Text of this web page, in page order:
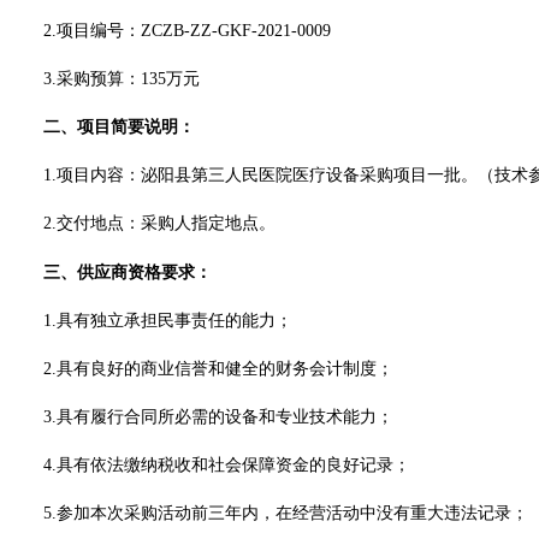
2.项目编号： ZCZB-ZZ-GKF-2021-0009
3.采购预算：135万元
二、项目简要说明：
1.项目内容：泌阳县第三人民医院医疗设备采购项目一批。（技术
2.交付地点：采购人指定地点。
三、 供应商资格要求：
1.具有独立承担民事责任的能力；
2.具有良好的商业信誉和健全的财务会计制度；
3.具有履行合同所必需的设备和专业技术能力；
4.具有依法缴纳税收和社会保障资金的良好记录；
5.参加本次采购活动前三年内，在经营活动中没有重大违法记录；